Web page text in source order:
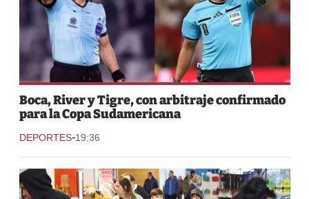
Boca, River y Tigre, con arbitraje confirmado
para la Copa Sudamericana
DEPORTES-19:36